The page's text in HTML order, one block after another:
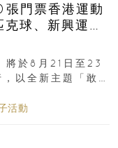
門票香港運動
球、新興運
於8月21日至23
以全新主題「敢
活動